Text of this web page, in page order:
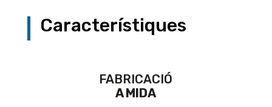
Característiques
FABRICACIÓ
A MIDA